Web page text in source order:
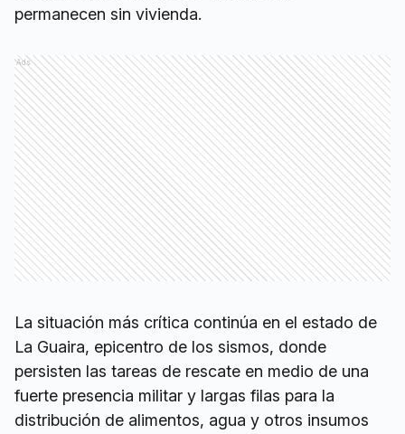
permanecen sin vivienda.
Ads
La situación más crítica continúa en el estado de
La Guaira, epicentro de los sismos, donde
persisten las tareas de rescate en medio de una
fuerte presencia militar y largas filas para la
distribución de alimentos, agua y otros insumos